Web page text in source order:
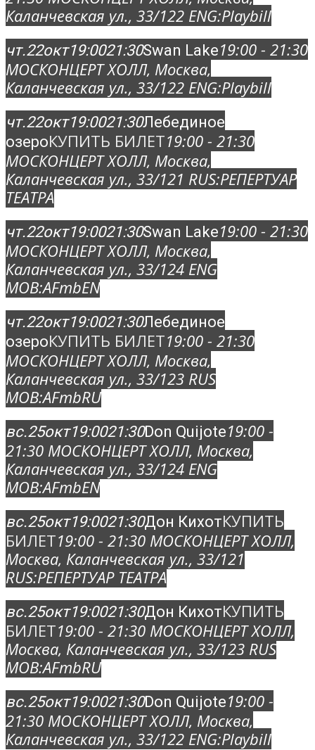
Каланчевская ул., 33/122 ENG:Playbill
чт.22окт19:0021:30Swan Lake19:00 - 21:30
МОСКОНЦЕРТ ХОЛЛ, Москва,
Каланчевская ул., 33/122 ENG:Playbill
чт.22окт19:0021:30Лебединое
озероКУПИТЬ БИЛЕТ19:00 - 21:30
МОСКОНЦЕРТ ХОЛЛ, Москва,
Каланчевская ул., 33/121 RUS:РЕПЕРТУАР
ТЕАТРА
чт.22окт19:0021:30Swan Lake19:00 - 21:30
МОСКОНЦЕРТ ХОЛЛ, Москва,
Каланчевская ул., 33/124 ENG
MOB:AFmbEN
чт.22окт19:0021:30Лебединое
озероКУПИТЬ БИЛЕТ19:00 - 21:30
МОСКОНЦЕРТ ХОЛЛ, Москва,
Каланчевская ул., 33/123 RUS
MOB:AFmbRU
вс.25окт19:0021:30Don Quijote19:00 -
21:30 МОСКОНЦЕРТ ХОЛЛ, Москва,
Каланчевская ул., 33/124 ENG
MOB:AFmbEN
вс.25окт19:0021:30Дон КихотКУПИТЬ
БИЛЕТ19:00 - 21:30 МОСКОНЦЕРТ ХОЛЛ,
Москва, Каланчевская ул., 33/121
RUS:РЕПЕРТУАР ТЕАТРА
вс.25окт19:0021:30Дон КихотКУПИТЬ
БИЛЕТ19:00 - 21:30 МОСКОНЦЕРТ ХОЛЛ,
Москва, Каланчевская ул., 33/123 RUS
MOB:AFmbRU
вс.25окт19:0021:30Don Quijote19:00 -
21:30 МОСКОНЦЕРТ ХОЛЛ, Москва,
Каланчевская ул., 33/122 ENG:Playbill